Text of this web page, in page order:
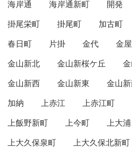
海岸通 海岸通新町 開発
掛尾栄町
掛尾町 加古町
春日町
片掛 金代 金屋
金山新北
金山新桜ケ丘
金山新西
金山新東 金山
加納
上赤江 上赤江町
上飯野新町
上今町 上大浦
上大久保泉町
上大久保北新町